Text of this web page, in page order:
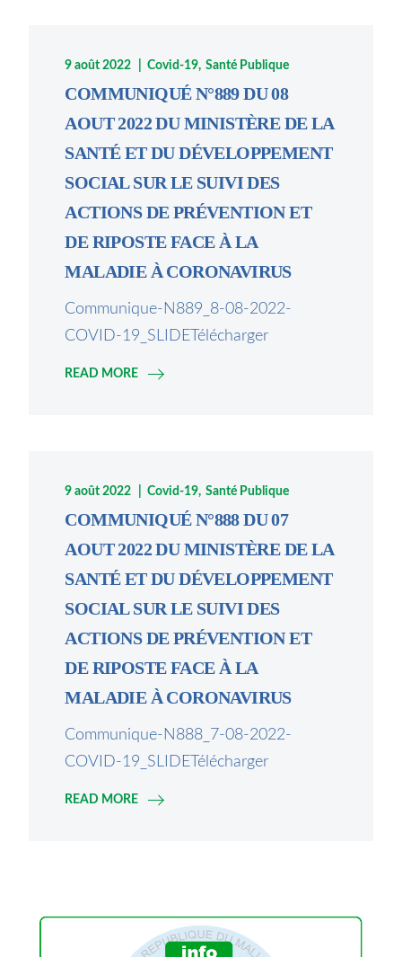
9 août 2022 Covid-19 Santé Publique
COMMUNIQUÉ N°889 DU 08
AOUT 2022 DU MINISTÈRE DE LA
SANTÉ ET DU DÉVELOPPEMENT
SOCIAL SUR LE SUIVI DES
ACTIONS DE PRÉVENTION ET
DE RIPOSTE FACE À LA
MALADIE À CORONAVIRUS
Communique-N889_8-08-2022-
COVID-19_SLIDETélécharger
READ MORE
9 août 2022 Covid-19 Santé Publique
COMMUNIQUÉ N°888 DU 07
AOUT 2022 DU MINISTÈRE DE LA
SANTÉ ET DU DÉVELOPPEMENT
SOCIAL SUR LE SUIVI DES
ACTIONS DE PRÉVENTION ET
DE RIPOSTE FACE À LA
MALADIE À CORONAVIRUS
Communique-N888_7-08-2022-
COVID-19_SLIDETélécharger
READ MORE